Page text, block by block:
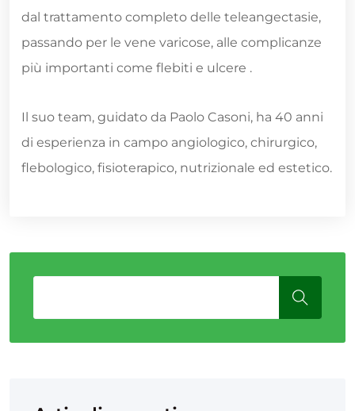
dal trattamento completo delle teleangectasie,
passando per le vene varicose, alle complicanze
più importanti come flebiti e ulcere .
Il suo team, guidato da Paolo Casoni, ha 40 anni
di esperienza in campo angiologico, chirurgico,
flebologico, fisioterapico, nutrizionale ed estetico.